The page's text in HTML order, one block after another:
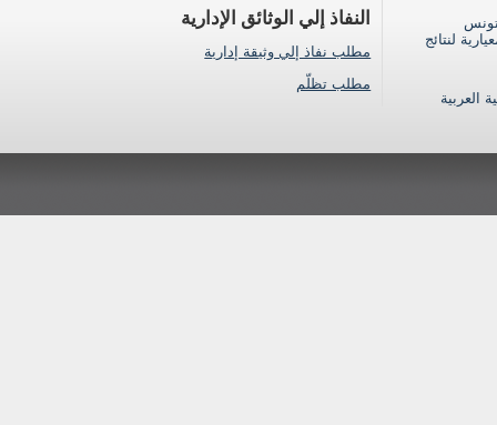
النفاذ إلي الوثائق الإدارية
مطلب نفاذ إلي وثيقة إدارية
مطلب تظلّم
لنتائج
العربية